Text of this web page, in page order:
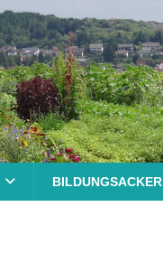
BILDUNGSACKER